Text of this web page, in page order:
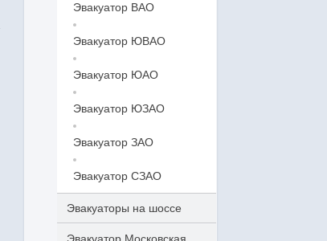
Эвакуатор ВАО
Эвакуатор ЮВАО
Эвакуатор ЮАО
Эвакуатор ЮЗАО
Эвакуатор ЗАО
Эвакуатор СЗАО
Эвакуаторы на шоссе